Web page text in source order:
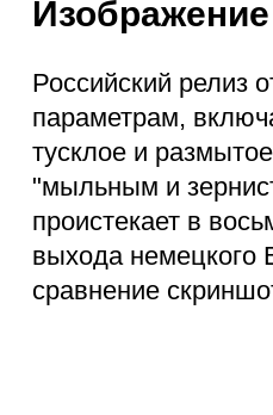
Изображение
Российский
параметрам,
тусклое и
"мыльным и
проистекает в
выхода немецкого
сравнение